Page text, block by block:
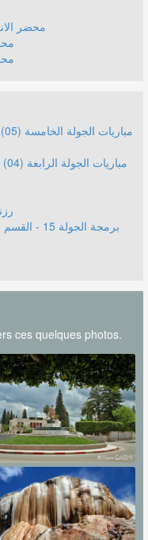
محضر الانضباط
برمجة
ces quelques photos.